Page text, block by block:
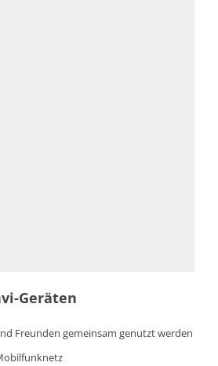
Geräten
Freunden gemeinsam genutzt werden